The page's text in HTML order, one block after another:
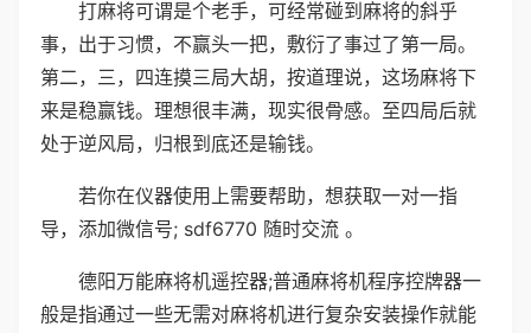
打麻将可谓是个老手，可经常碰到麻将的斜乎
事，出于习惯，不赢头一把，敷衍了事过了第一局。
第二，三，四连摸三局大胡，按道理说，这场麻将下
来是稳赢钱。理想很丰满，现实很骨感。至四局后就
处于逆风局，归根到底还是输钱。
若你在仪器使用上需要帮助，想获取一对一指
导，添加微信号; sdf6770 随时交流 。
德阳万能麻将机遥控器;普通麻将机程序控牌器一
般是指通过一些无需对麻将机进行复杂安装操作就能